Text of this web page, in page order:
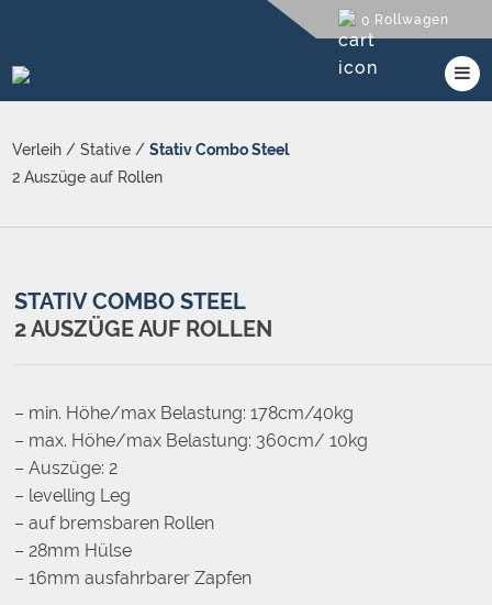
0 Rollwagen
Verleih /Stative /Stativ Combo Steel
2 Auszüge auf Rollen
STATIV COMBO STEEL
2 AUSZÜGE AUF ROLLEN
– min. Höhe/max Belastung: 178cm/40kg
– max. Höhe/max Belastung: 360cm/ 10kg
– Auszüge: 2
– levelling Leg
– auf bremsbaren Rollen
– 28mm Hülse
– 16mm ausfahrbarer Zapfen